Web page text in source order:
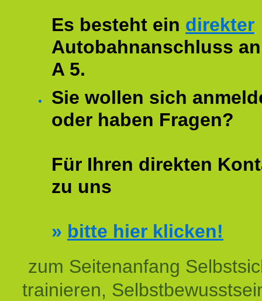
Es besteht ein direkter
Autobahnanschluss
A 5.
Sie wollen sich
oder haben Fragen?
Für Ihren direkten
zu uns
» bitte hier klicken!
zum Seitenanfang
trainieren,